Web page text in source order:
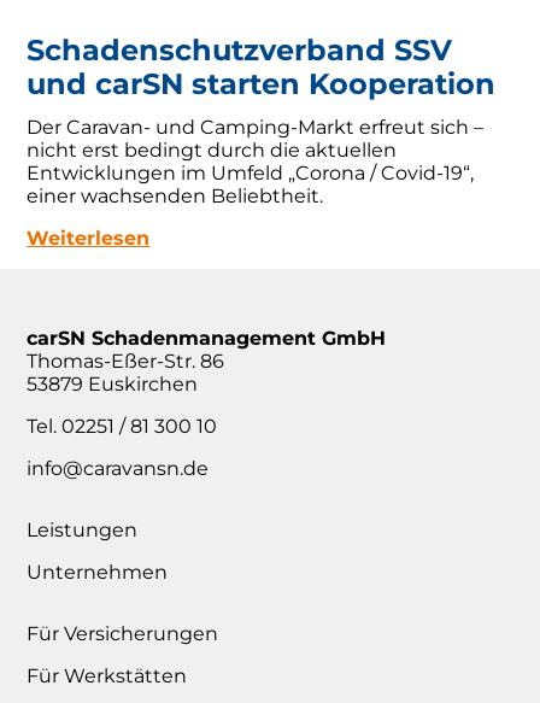
Schadenschutzverband SSV
und carSN starten Kooperation
Der Caravan- und Camping-Markt erfreut sich –
nicht erst bedingt durch die aktuellen
Entwicklungen im Umfeld „Corona / Covid-19“,
einer wachsenden Beliebtheit.
Weiterlesen
carSN Schadenmanagement GmbH
Thomas-Eßer-Str. 86
53879 Euskirchen
Tel. 02251 / 81 300 10
info@caravansn.de
Leistungen
Unternehmen
Für Versicherungen
Für Werkstätten